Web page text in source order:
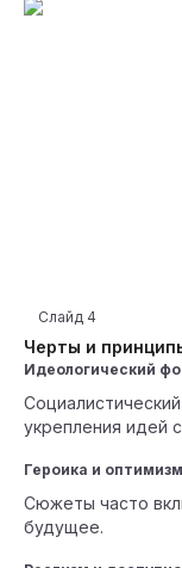
Черты и
Слайд 4
Идеологический
укрепления идей
Героика и оптимизм
Сюжеты часто
будущее.